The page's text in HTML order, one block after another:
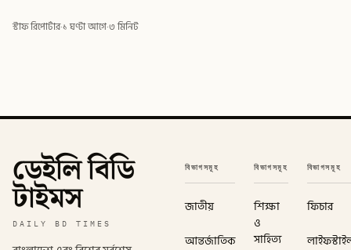
স্টাফ রিপোর্টার·১ ঘণ্টা আগে·৩ মিনিট
ডেইলি বিডি
টাইমস
DAILY BD TIMES
বিভাগসমূহ
জাতীয়
আন্তর্জাতিক
বিভাগসমূহ
শিক্ষা
ও
সাহিত্য
বিভাগসমূহ
ফিচার